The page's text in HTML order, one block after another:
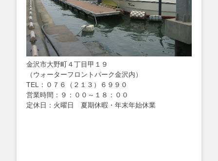
金沢市大野町４丁目甲１９
（ウォーターフロントパーク金沢内）
TEL：０７６（２１３）６９９０
営業時間：９：００～１８：００
定休日：火曜日 夏期休暇・年末年始休業